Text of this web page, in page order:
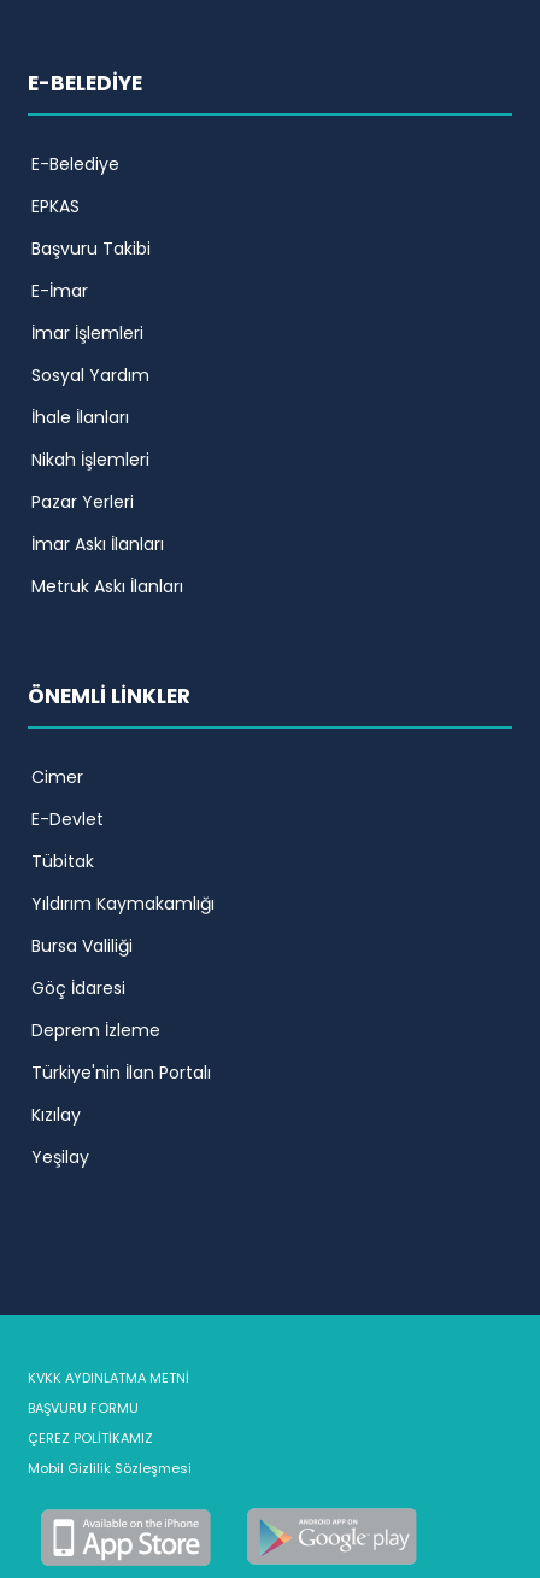
E-BELEDİYE
E-Belediye
EPKAS
Başvuru Takibi
E-İmar
İmar İşlemleri
Sosyal Yardım
İhale İlanları
Nikah İşlemleri
Pazar Yerleri
İmar Askı İlanları
Metruk Askı İlanları
ÖNEMLİ LİNKLER
Cimer
E-Devlet
Tübitak
Yıldırım Kaymakamlığı
Bursa Valiliği
Göç İdaresi
Deprem İzleme
Türkiye'nin İlan Portalı
Kızılay
Yeşilay
KVKK AYDINLATMA METNİ
BAŞVURU FORMU
ÇEREZ POLİTİKAMIZ
Mobil Gizlilik Sözleşmesi